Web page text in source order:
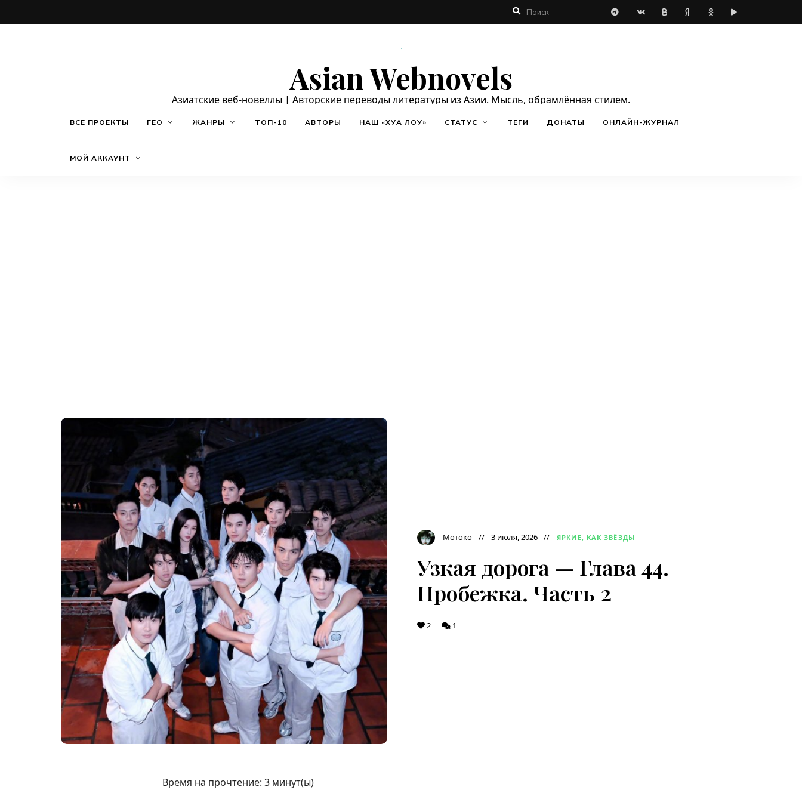
Asian Webnovels
Азиатские веб-новеллы | Авторские переводы литературы из Азии. Мысль, обрамлённая стилем.
ВСЕ ПРОЕКТЫ ГЕО ЖАНРЫ ТОП-10 АВТОРЫ НАШ «ХУА ЛОУ» СТАТУС ТЕГИ ДОНАТЫ ОНЛАЙН-ЖУРНАЛ
МОЙ АККАУНТ
Мотоко 3 июля, 2026 ЯРКИЕ, КАК ЗВЁЗДЫ
Узкая дорога — Глава 44.
Пробежка. Часть 2
2 1
Время на прочтение: 3 минут(ы)